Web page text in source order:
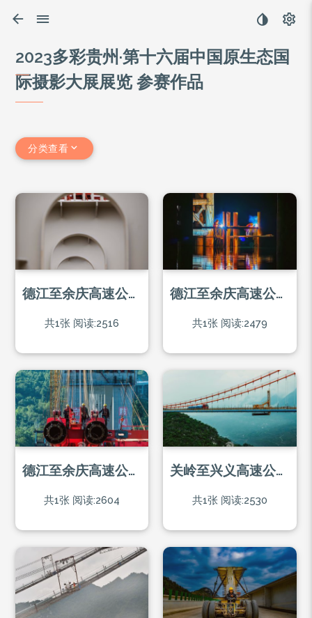
2023多彩贵州·第十六届中国原生态国
际摄影大展展览 参赛作品
分类查看
德江至余庆高速公路乌江大桥的建设者
共1张 阅读:2516
德江至余庆高速公路乌江大桥上的建设者
共1张 阅读:2479
德江至余庆高速公路乌江大桥施工现场
共1张 阅读:2604
关岭至兴义高速公路北盘江大桥上的建设者
共1张 阅读:2530